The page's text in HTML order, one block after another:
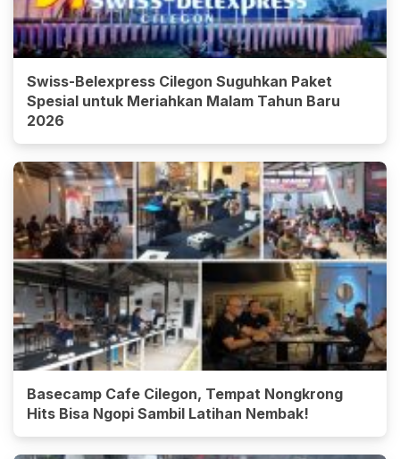
Swiss-Belexpress Cilegon Suguhkan Paket
Spesial untuk Meriahkan Malam Tahun Baru
2026
Basecamp Cafe Cilegon, Tempat Nongkrong
Hits Bisa Ngopi Sambil Latihan Nembak!